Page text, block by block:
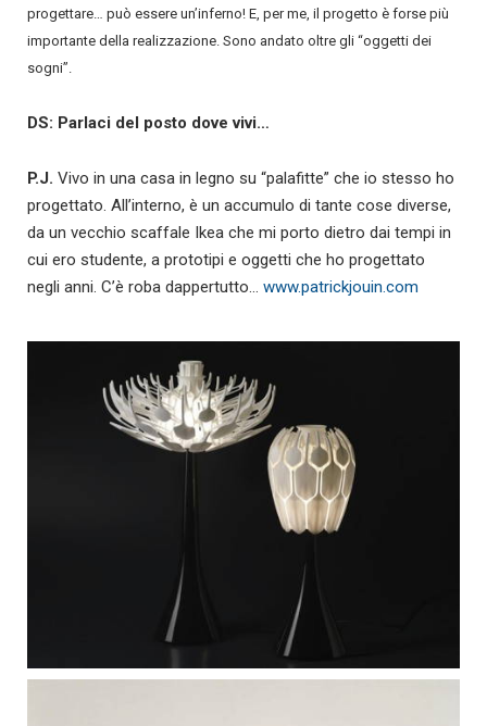
progettare… può essere un’inferno! E, per me, il progetto è forse più
importante della realizzazione. Sono andato oltre gli “oggetti dei
sogni”.
DS: Parlaci del posto dove vivi…
P.J. Vivo in una casa in legno su “palafitte” che io stesso ho
progettato. All’interno, è un accumulo di tante cose diverse,
da un vecchio scaffale Ikea che mi porto dietro dai tempi in
cui ero studente, a prototipi e oggetti che ho progettato
negli anni. C’è roba dappertutto… www.patrickjouin.com